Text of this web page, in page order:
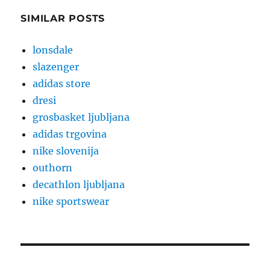
SIMILAR POSTS
lonsdale
slazenger
adidas store
dresi
grosbasket ljubljana
adidas trgovina
nike slovenija
outhorn
decathlon ljubljana
nike sportswear